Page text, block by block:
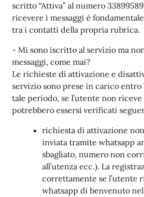
scritto “Attiva” al numero
ricevere i messaggi è
tra i contatti della propria rubrica.
- Mi sono iscritto al servizio ma
messaggi, come mai?
Le richieste di attivazione e
servizio sono prese in carico entro
tale periodo, se l’utente non riceve
potrebbero essersi verificati
richiesta di attivazione
inviata tramite whatsapp
sbagliato, numero non
all’utenza ecc.). La
correttamente se l’utente
whatsapp di benvenuto